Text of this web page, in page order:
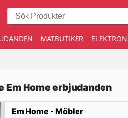
MATBUTIKER
Em Home erbjudanden
Em Home - Möbler